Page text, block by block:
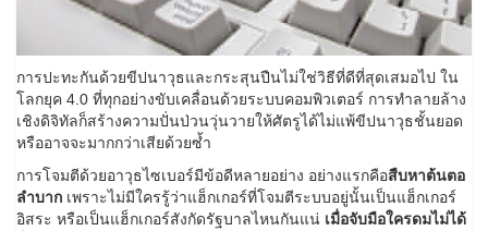
การปะทะกันด้วยขีปนาวุธและกระสุนปืนไม่ใช่วิธีที่ดีที่สุดเสมอไป ใน
โลกยุค 4.0 ที่ทุกอย่างขับเคลื่อนด้วยระบบคอมพิวเตอร์ การทำลายล้าง
เชิงดิจิทัลก็สร้างความปั่นป่วนวุ่นวายให้ศัตรูได้ไม่แพ้ขีปนาวุธชั้นยอด
หรืออาจจะมากกว่าเสียด้วยซ้ำ
การโจมตีด้วยอาวุธไซเบอร์มีข้อดีหลายอย่าง อย่างแรกคือสืบหาต้นตอ
ลำบาก เพราะไม่มีใครรู้ว่าแฮ็กเกอร์ที่โจมตีระบบอยู่นั้นเป็นแฮ็กเกอร์
อิสระ หรือเป็นแฮ็กเกอร์สังกัดรัฐบาลไหนกันแน่ เมื่อจับมือใครดมไม่ได้